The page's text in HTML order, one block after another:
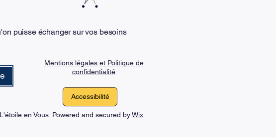
puisse échanger sur vos besoins
Mentions légales et Politique de
confidentialité
en Vous. Powered and secured byWix
Accessibilité